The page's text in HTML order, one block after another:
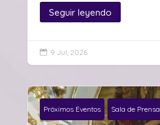
Seguir leyendo
 9 Jul, 2026
Próximos Eventos Sala de Prensa